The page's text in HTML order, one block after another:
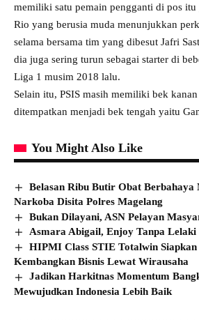
memiliki satu pemain pengganti di pos
Rio yang berusia muda menunjukkan
selama bersama tim yang dibesut Jafri
dia juga sering turun sebagai starter di
Liga 1 musim 2018 lalu.
Selain itu, PSIS masih memiliki bek
ditempatkan menjadi bek tengah yaitu
You Might Also Like
Belasan Ribu Butir Obat Berbahaya
Narkoba Disita Polres Magelang
Bukan Dilayani, ASN Pelayan
Asmara Abigail, Enjoy Tanpa Lelaki
HIPMI Class STIE Totalwin Siapkan
Kembangkan Bisnis Lewat Wirausaha
Jadikan Harkitnas Momentum
Mewujudkan Indonesia Lebih Baik